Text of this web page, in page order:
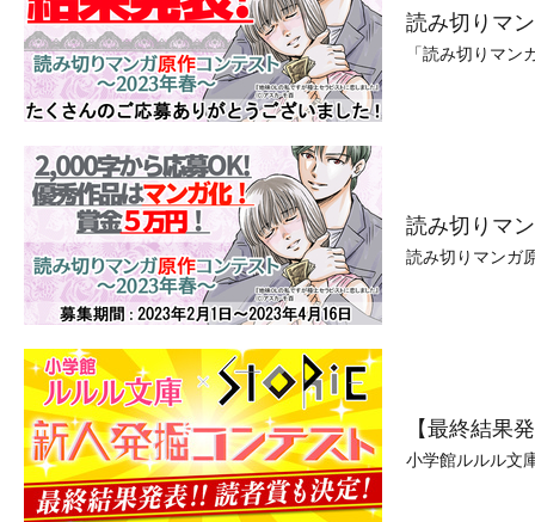
読み切りマ
「読み切りマ
読み切りマ
読み切りマンガ
【最終結果
小学館ルルル文